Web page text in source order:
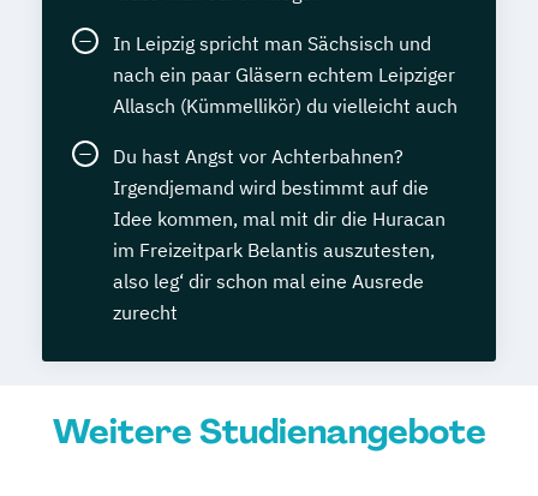
In Leipzig spricht man Sächsisch und
nach ein paar Gläsern echtem Leipziger
Allasch (Kümmellikör) du vielleicht auch
Du hast Angst vor Achterbahnen?
Irgendjemand wird bestimmt auf die
Idee kommen, mal mit dir die Huracan
im Freizeitpark Belantis auszutesten,
also leg‘ dir schon mal eine Ausrede
zurecht
Weitere Studienangebote